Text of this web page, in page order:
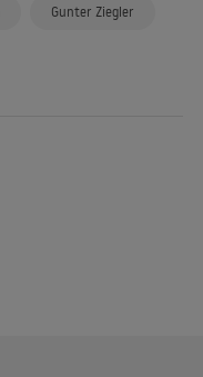
Gunter Ziegler